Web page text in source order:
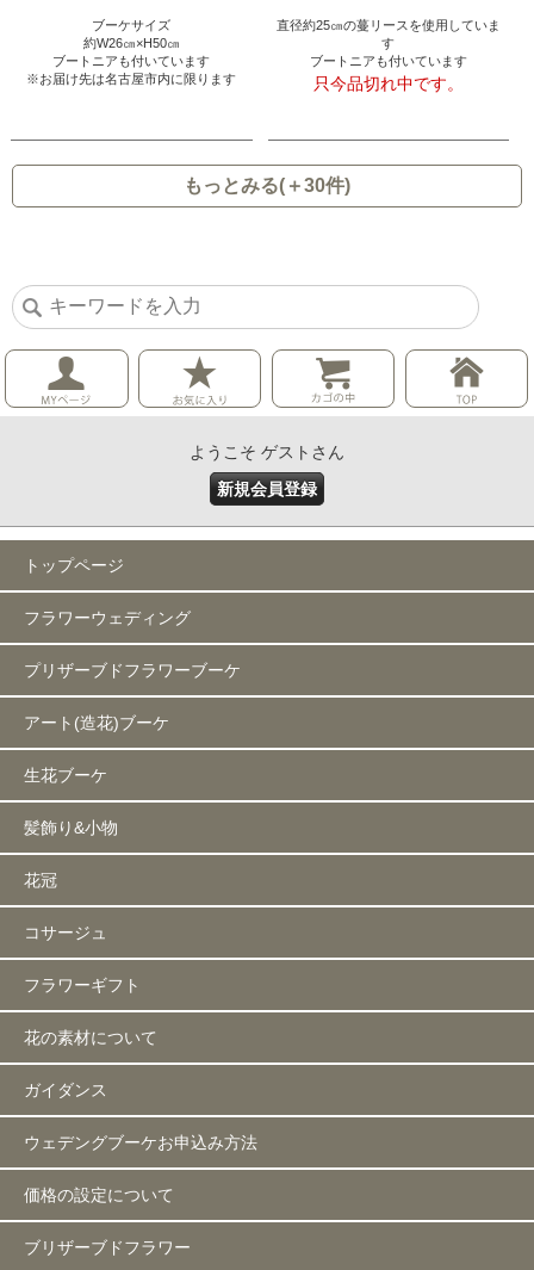
ブーケサイズ
約W26㎝×H50㎝
ブートニアも付いています
※お届け先は名古屋市内に限ります
直径約25㎝の蔓リースを使用していま
す
ブートニアも付いています
只今品切れ中です。
もっとみる(＋30件)
ようこそ ゲストさん
新規会員登録
トップページ
フラワーウェディング
プリザーブドフラワーブーケ
アート(造花)ブーケ
生花ブーケ
髪飾り&小物
花冠
コサージュ
フラワーギフト
花の素材について
ガイダンス
ウェデングブーケお申込み方法
価格の設定について
ブリザーブドフラワー